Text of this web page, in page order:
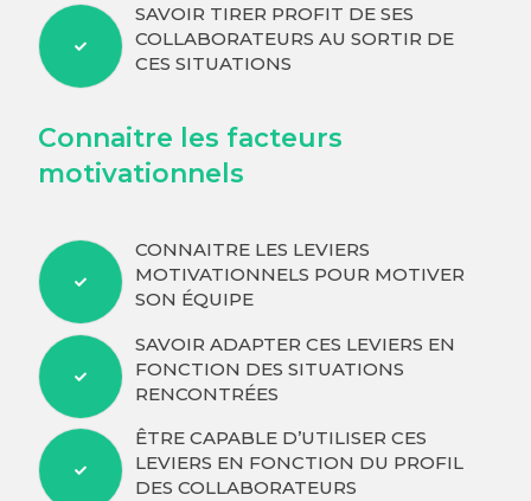
SAVOIR TIRER PROFIT DE SES
COLLABORATEURS AU SORTIR DE
CES SITUATIONS
Connaitre les facteurs
motivationnels
CONNAITRE LES LEVIERS
MOTIVATIONNELS POUR MOTIVER
SON ÉQUIPE
SAVOIR ADAPTER CES LEVIERS EN
FONCTION DES SITUATIONS
RENCONTRÉES
ÊTRE CAPABLE D’UTILISER CES
LEVIERS EN FONCTION DU PROFIL
DES COLLABORATEURS